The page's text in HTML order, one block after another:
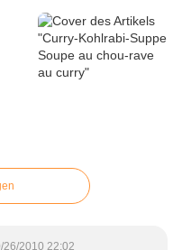
26/2010 22:02